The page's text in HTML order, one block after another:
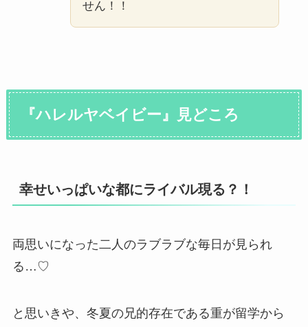
せん！！
『ハレルヤベイビー』見どころ
幸せいっぱいな都にライバル現る？！
両思いになった二人のラブラブな毎日が見られ
る…♡
と思いきや、冬夏の兄的存在である重が留学から